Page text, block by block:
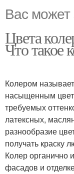
Вас может
Цвета
Что такое
Колером
насыщенным
требуемых
латексных,
разнообразие
получать краску
Колер органично
фасадов и